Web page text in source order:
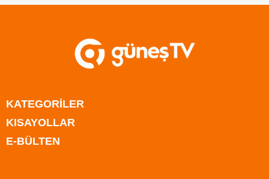
KATEGORİLER
Anasayfa
Kıbrıs
KISAYOLLAR
E-BÜLTEN